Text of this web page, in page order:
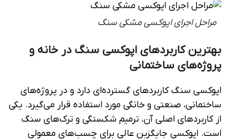
مراحل اجرای اپوکسی مشکی سنگ
بهترین کاربردهای اپوکسی سنگ در خانه و
پروژه‌های ساختمانی
اپوکسی سنگ کاربردهای گسترده‌ای دارد و در پروژه‌های
ساختمانی، صنعتی و خانگی مورد استفاده قرار می‌گیرد. یکی
از کاربردهای اصلی آن، ترمیم شکستگی و ترک‌های سنگ‌
است. اپوکسی جایگزین عالی برای چسب‌های معمولی